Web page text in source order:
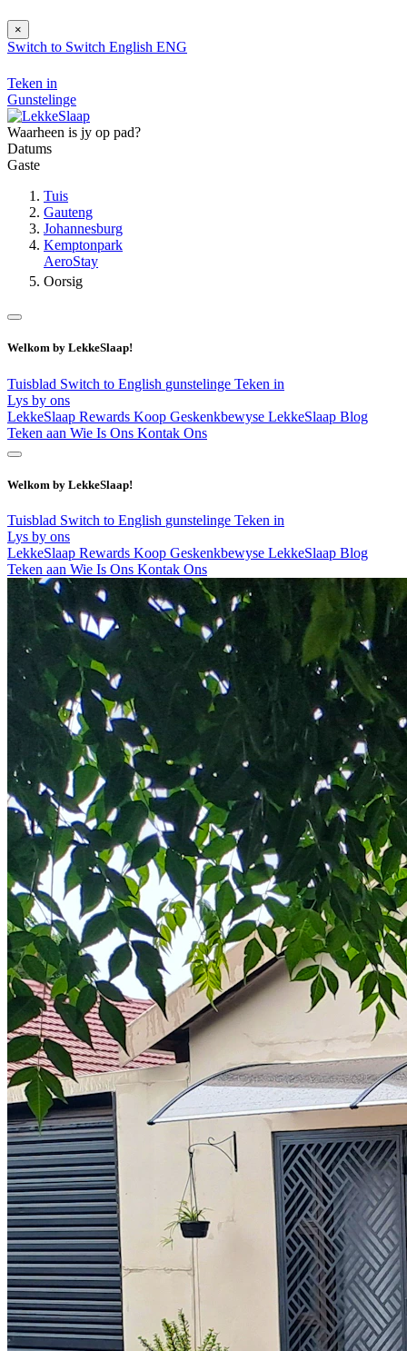
×
Switch to Switch English ENG
Teken in
Gunstelinge
Waarheen is jy op pad?
Datums
Gaste
Tuis
Gauteng
Johannesburg
Kemptonpark
AeroStay
Oorsig
Welkom by LekkeSlaap!
Tuisblad Switch to English gunstelinge Teken in
Lys by ons
LekkeSlaap Rewards Koop Geskenkbewyse LekkeSlaap Blog
Teken aan Wie Is Ons Kontak Ons
Welkom by LekkeSlaap!
Tuisblad Switch to English gunstelinge Teken in
Lys by ons
LekkeSlaap Rewards Koop Geskenkbewyse LekkeSlaap Blog
Teken aan Wie Is Ons Kontak Ons